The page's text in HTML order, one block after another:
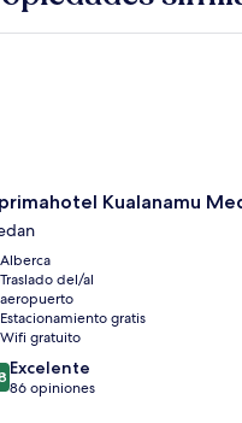
Kualanamu
Alberca
Traslado del/al
aeropuerto
Estacionamiento gratis
Wifi gratuito
Excelente
86 opiniones
Kualanamu Medan